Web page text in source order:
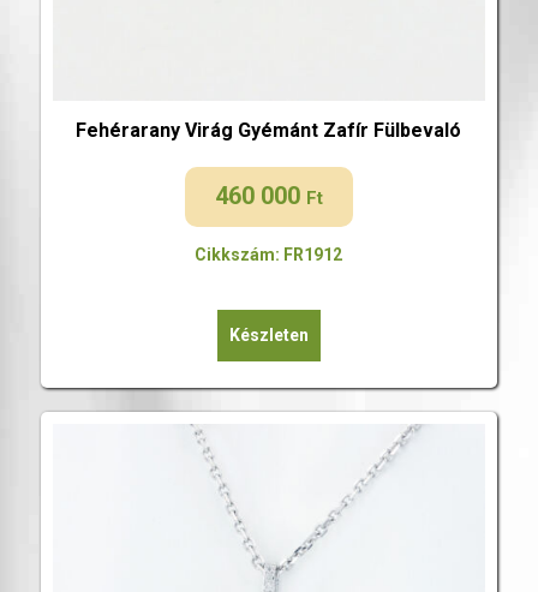
Fehérarany Virág Gyémánt Zafír Fülbevaló
460 000 Ft
Cikkszám: FR1912
Készleten